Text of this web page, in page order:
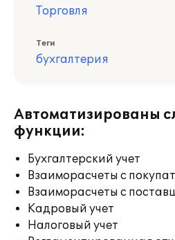
Торговля
Теги
бухгалтерия
Автоматизированы
функции:
Бухгалтерский учет
Взаиморасчеты с
Взаиморасчеты с
Кадровый учет
Налоговый учет